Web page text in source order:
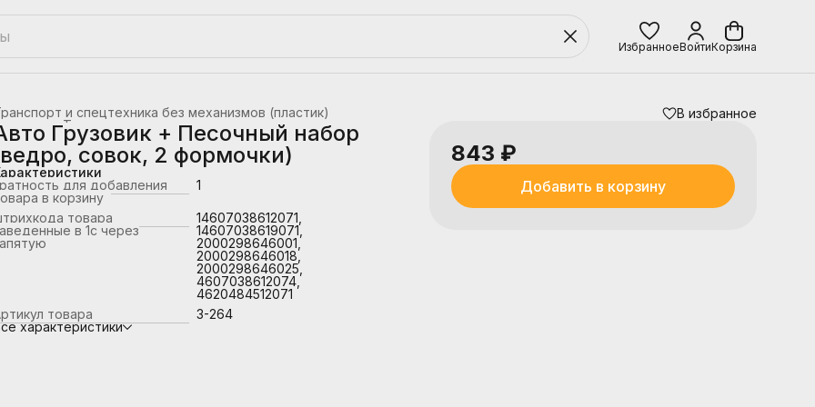
ИзбранноеВойтиКорзина
и спецтехника без механизмов (пластик)
Транспорт
›
Грузовик + Песочный набор
совок, 2 формочки)
для добавления
в корзину
1
товара
в 1с через
14607038612071,
14607038619071,
2000298646001,
2000298646018,
2000298646025,
4607038612074,
4620484512071
товара
3-264
характеристики
В избранное
843 ₽
Добавить в корзину